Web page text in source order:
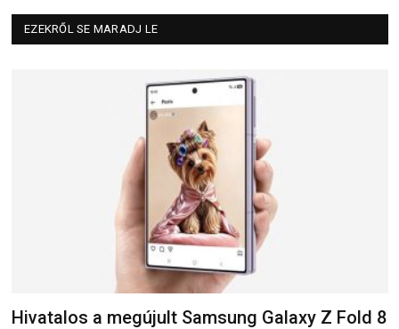
EZEKRŐL SE MARADJ LE
Hivatalos a megújult Samsung Galaxy Z Fold 8